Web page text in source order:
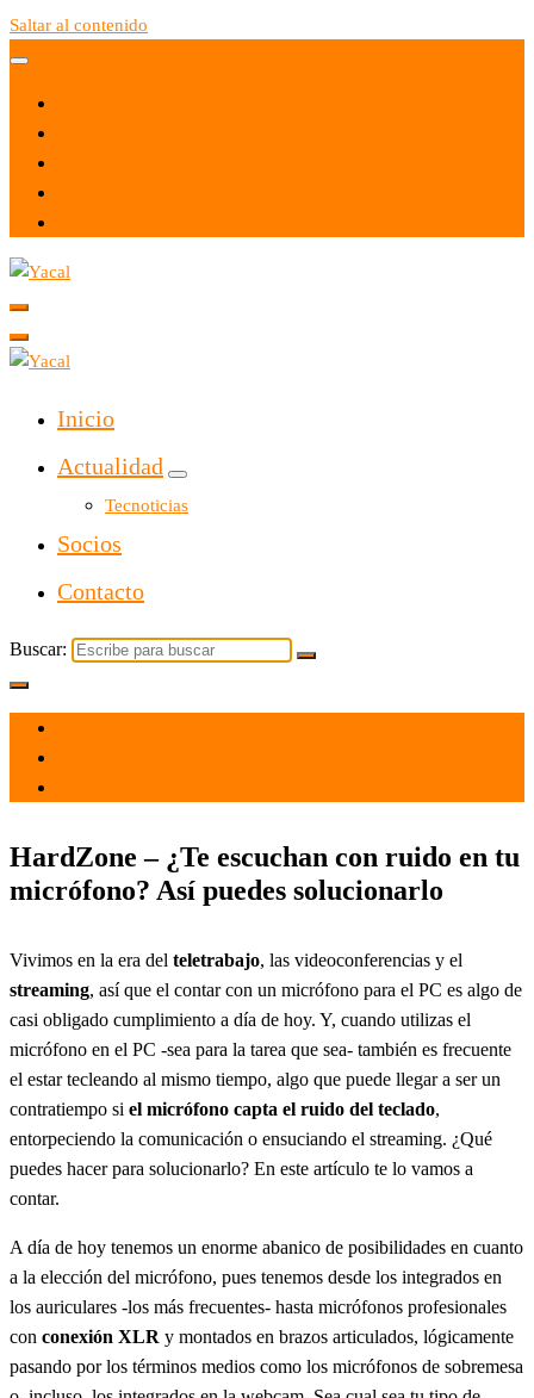
Saltar al contenido
Yacal micro hosting
Inicio
Actualidad
Tecnoticias
Socios
Contacto
Buscar:
HardZone – ¿Te escuchan con ruido en tu
micrófono? Así puedes solucionarlo
Vivimos en la era del teletrabajo, las videoconferencias y el
streaming, así que el contar con un micrófono para el PC es algo de
casi obligado cumplimiento a día de hoy. Y, cuando utilizas el
micrófono en el PC -sea para la tarea que sea- también es frecuente
el estar tecleando al mismo tiempo, algo que puede llegar a ser un
contratiempo si el micrófono capta el ruido del teclado,
entorpeciendo la comunicación o ensuciando el streaming. ¿Qué
puedes hacer para solucionarlo? En este artículo te lo vamos a
contar.
A día de hoy tenemos un enorme abanico de posibilidades en cuanto
a la elección del micrófono, pues tenemos desde los integrados en
los auriculares -los más frecuentes- hasta micrófonos profesionales
con conexión XLR y montados en brazos articulados, lógicamente
pasando por los términos medios como los micrófonos de sobremesa